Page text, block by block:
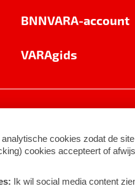
BNNVARA-account
VARAgids
©2026BNNVARA